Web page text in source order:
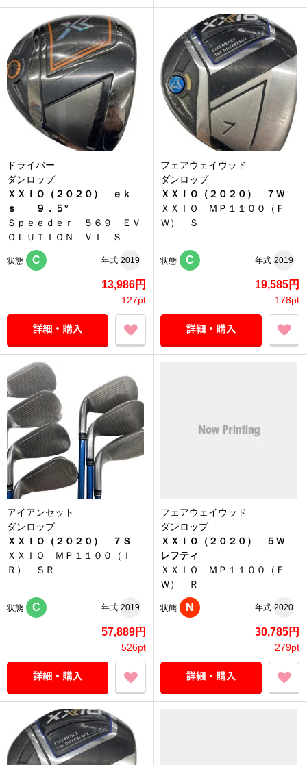
ドライバー
ダンロップ
ＸＸＩＯ（２０２０） ｅｋ
ｓ ９．５°
Ｓｐｅｅｄｅｒ ５６９ ＥＶ
ＯＬＵＴＩＯＮ ＶＩ Ｓ
状態 C 年式 2019
13,986円
127pt
フェアウェイウッド
ダンロップ
ＸＸＩＯ（２０２０） ７Ｗ
ＸＸＩＯ ＭＰ１１００（Ｆ
Ｗ） Ｓ
状態 C 年式 2019
19,585円
178pt
アイアンセット
ダンロップ
ＸＸＩＯ（２０２０） ７Ｓ
ＸＸＩＯ ＭＰ１１００（Ｉ
Ｒ） ＳＲ
状態 C 年式 2019
57,889円
526pt
フェアウェイウッド
ダンロップ
ＸＸＩＯ（２０２０） ５Ｗ
レフティ
ＸＸＩＯ ＭＰ１１００（Ｆ
Ｗ） Ｒ
状態 N 年式 2020
30,785円
279pt